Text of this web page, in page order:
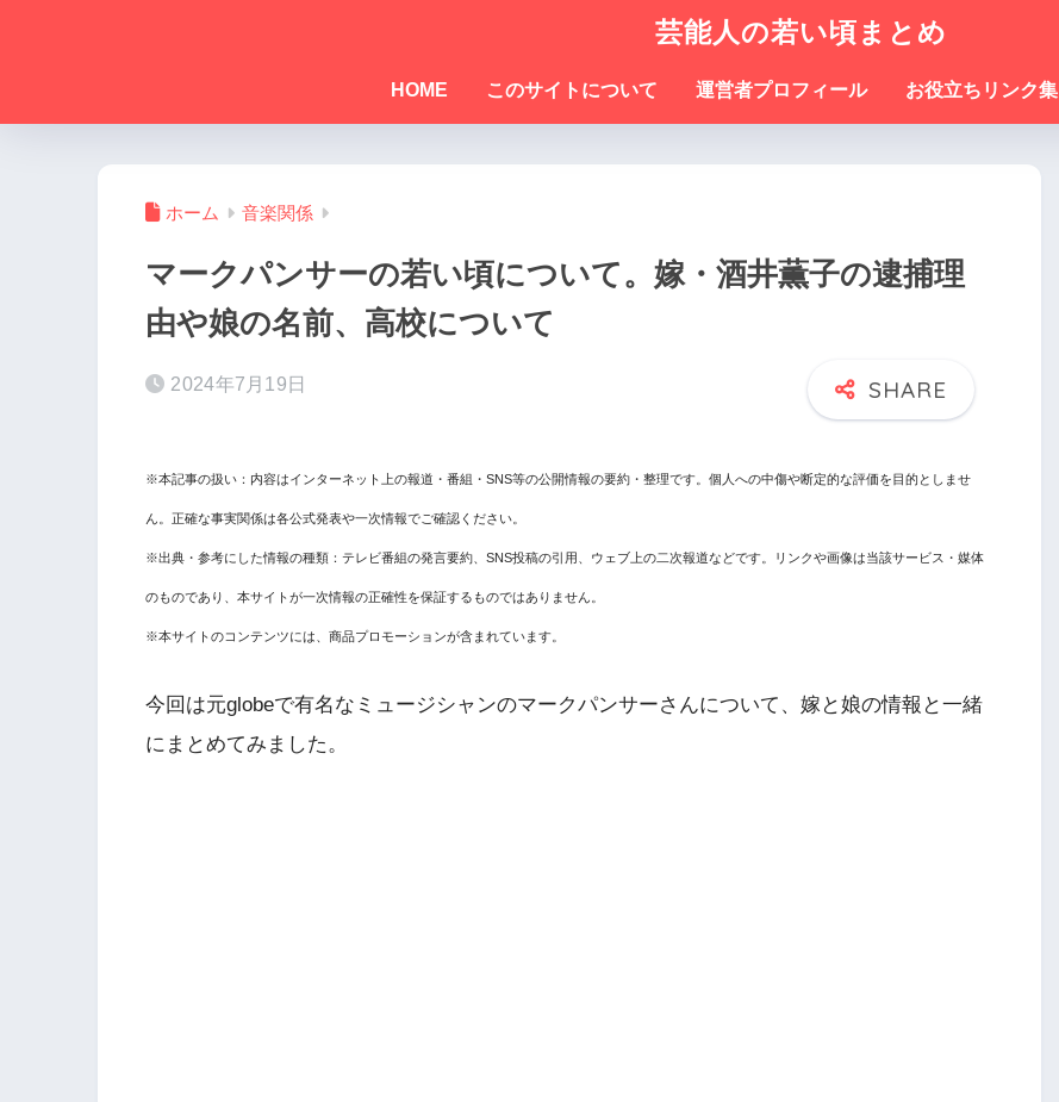
芸能人の若い頃まとめ
HOME このサイトについて 運営者プロフィール お役立ちリンク集
ホーム 音楽関係
マークパンサーの若い頃について。嫁・酒井薫子の逮捕理
由や娘の名前、高校について
2024年7月19日
※本記事の扱い：内容はインターネット上の報道・番組・SNS等の公開情報の要約・整理です。個人への中傷や断定的な評価を目的としませ
ん。正確な事実関係は各公式発表や一次情報でご確認ください。
※出典・参考にした情報の種類：テレビ番組の発言要約、SNS投稿の引用、ウェブ上の二次報道などです。リンクや画像は当該サービス・媒体
のものであり、本サイトが一次情報の正確性を保証するものではありません。
※本サイトのコンテンツには、商品プロモーションが含まれています。
今回は元globeで有名なミュージシャンのマークパンサーさんについて、嫁と娘の情報と一緒
にまとめてみました。